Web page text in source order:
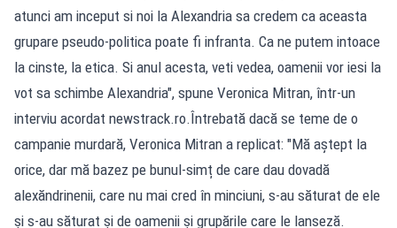
atunci am inceput si noi la Alexandria sa credem ca aceasta
grupare pseudo-politica poate fi infranta. Ca ne putem intoace
la cinste, la etica. Si anul acesta, veti vedea, oamenii vor iesi la
vot sa schimbe Alexandria", spune Veronica Mitran, într-un
interviu acordat newstrack.ro.Întrebată dacă se teme de o
campanie murdară, Veronica Mitran a replicat: "Mă aștept la
orice, dar mă bazez pe bunul-simț de care dau dovadă
alexăndrinenii, care nu mai cred în minciuni, s-au săturat de ele
și s-au săturat și de oamenii și grupările care le lanseză.